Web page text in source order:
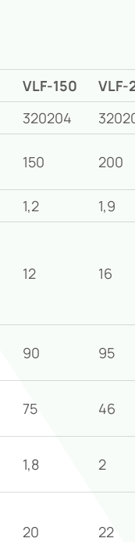
VLF-150
VLF-
320204
150 200
1,2
1,9
12 16
90 95
75 46
1,8 2
20 22